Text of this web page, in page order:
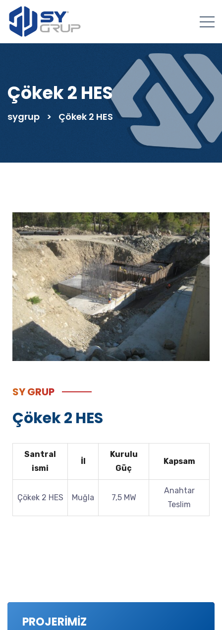
Çökek 2 HES
sygrup > Çökek 2 HES
PROJERİMİZ
SY GRUP
Çökek 2 HES
Santral
ismi
İl
Kurulu
Güç
Kapsam
Çökek 2 HES Muğla 7,5 MW
Anahtar
Teslim